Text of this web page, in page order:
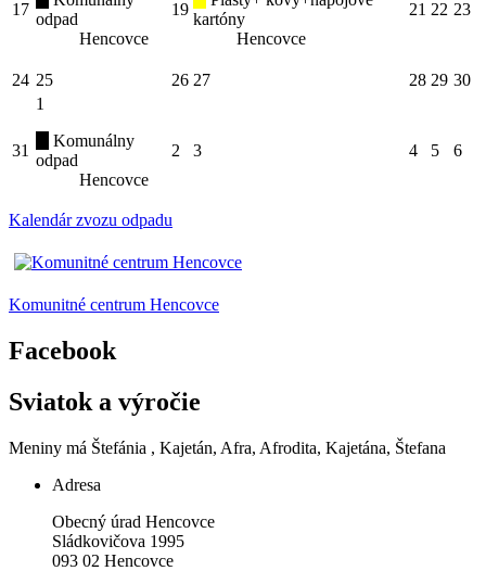
17
odpad
Hencovce
19
kartóny
Hencovce
21 22 23
24 25 26 27 28 29 30
31
1
Komunálny
odpad
Hencovce
2 3 4 5 6
Kalendár zvozu odpadu
Komunitné centrum Hencovce
Facebook
Sviatok a výročie
Meniny má Štefánia , Kajetán, Afra, Afrodita, Kajetána, Štefana
Adresa
Obecný úrad Hencovce
Sládkovičova 1995
093 02 Hencovce